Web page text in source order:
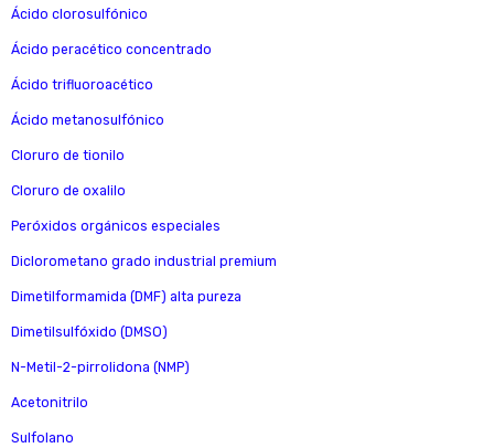
Ácido clorosulfónico
Ácido peracético concentrado
Ácido trifluoroacético
Ácido metanosulfónico
Cloruro de tionilo
Cloruro de oxalilo
Peróxidos orgánicos especiales
Diclorometano grado industrial premium
Dimetilformamida (DMF) alta pureza
Dimetilsulfóxido (DMSO)
N-Metil-2-pirrolidona (NMP)
Acetonitrilo
Sulfolano